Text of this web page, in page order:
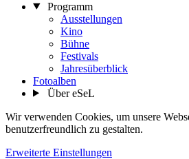
Programm
Ausstellungen
Kino
Bühne
Festivals
Jahresüberblick
Fotoalben
Über eSeL
Wir verwenden Cookies, um unsere
benutzerfreundlich zu gestalten.
Erweiterte Einstellungen